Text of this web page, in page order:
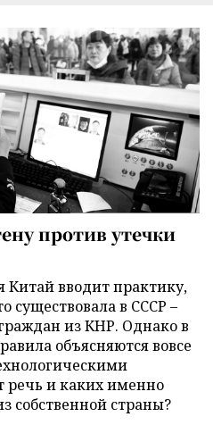
против утечки
вводит практику,
существовала в СССР –
из КНР. Однако в
объясняются вовсе
и каких именно
собственной страны?